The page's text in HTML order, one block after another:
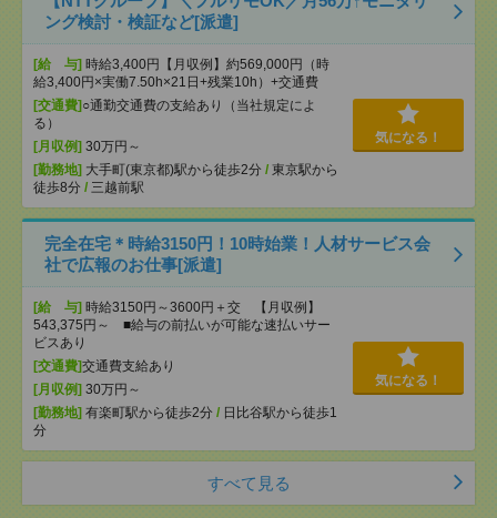
ング検討・検証など[派遣]
[給 与] 時給3,400円【月収例】約569,000円（時
給3,400円×実働7.50h×21日+残業10h）+交通費
[交通費] ○通勤交通費の支給あり（当社規定によ
る）
[月収例] 30万円～
[勤務地] 大手町(東京都)駅から徒歩2分 / 東京駅から
徒歩8分 / 三越前駅
気になる！
完全在宅＊時給3150円！10時始業！人材サービス会
社で広報のお仕事[派遣]
[給 与] 時給3150円～3600円＋交 【月収例】
543,375円～ ■給与の前払いが可能な速払いサー
ビスあり
[交通費]交通費支給あり
[月収例] 30万円～
[勤務地] 有楽町駅から徒歩2分 / 日比谷駅から徒歩1
分
気になる！
すべて見る